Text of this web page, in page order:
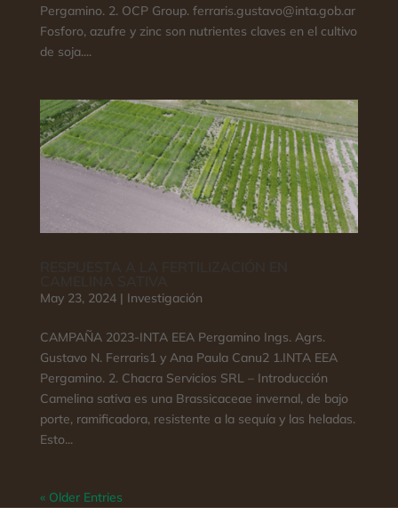
Pergamino. 2. OCP Group. ferraris.gustavo@inta.gob.ar
Fosforo, azufre y zinc son nutrientes claves en el cultivo
de soja....
May 23, 2024| Investigación
CAMPAÑA 2023-INTA EEA Pergamino Ings. Agrs.
Gustavo N. Ferraris1 y Ana Paula Canu2 1.INTA EEA
Pergamino. 2. Chacra Servicios SRL – Introducción
Camelina sativa es una Brassicaceae invernal, de bajo
porte, ramificadora, resistente a la sequía y las heladas.
Esto...
« Older Entries